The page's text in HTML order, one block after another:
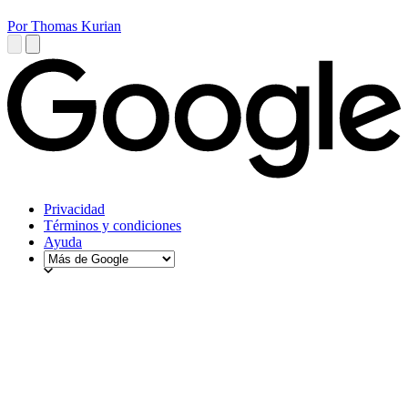
Por Thomas Kurian
Privacidad
Términos y condiciones
Ayuda